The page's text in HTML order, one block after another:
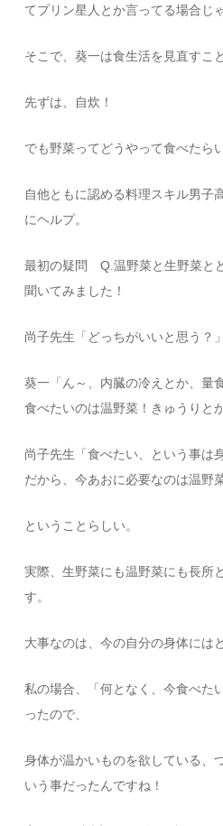
てプリン星人とか言ってる場合じ
そこで、葵一は食生活を見直すこ
先ずは、自炊！
でも野菜ってどうやって食べたら
自他ともに認める料理スキル男子
にヘルプ。
最初の疑問 Q.温野菜と生野菜と
聞いてみました！
尚子先生「どっちがいいと思う？」
葵一「ん～、内臓の冷えとか、量
食べたいのは温野菜！きゅうりと
尚子先生「食べたい、という事は
だから、今あおに必要なのは温野
ということらしい。
実際、生野菜にも温野菜にも長所
す。
大事なのは、今の自分の身体には
私の場合、「何となく、今食べた
ったので、
身体が温かいものを欲している、
いう事だったんですね！